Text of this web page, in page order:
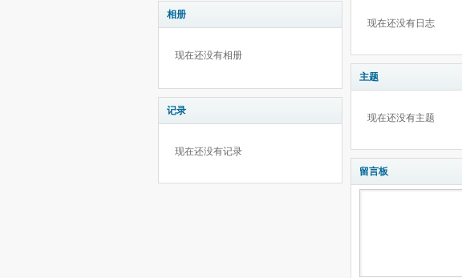
相册
现在还没有相册
记录
现在还没有记录
现在还没有日志
主题
现在还没有主题
留言板